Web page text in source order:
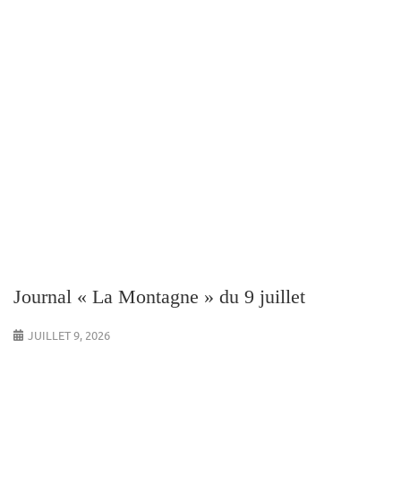
Journal « La Montagne » du 9 juillet
JUILLET 9, 2026